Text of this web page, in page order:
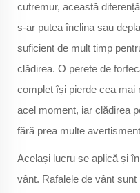
cutremur, această
s-ar putea înclina sau
suficient de mult timp
clădirea. O perete de
complet își pierde cea mai
acel moment, iar clădirea
fără prea multe
Același lucru se aplică și
vânt. Rafalele de vânt